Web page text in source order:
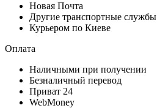
Новая Почта
Другие транспортные службы
Курьером по Киеве
Оплата
Наличными при получении
Безналичный перевод
Приват 24
WebMoney